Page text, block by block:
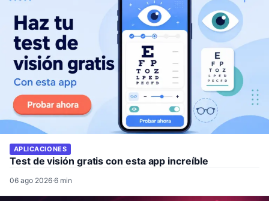
APLICACIONES
Test de visión gratis con esta app increíble
06 ago 2026·6 min